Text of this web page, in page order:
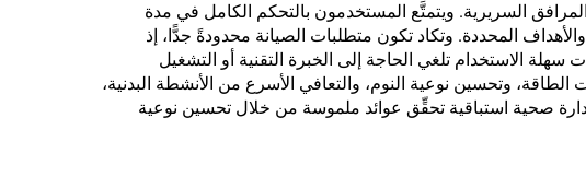
السريرية. ويتمتَّع المستخدمون بالتحكم الكامل في مدة
المحددة. وتكاد تكون متطلبات الصيانة محدودةً جدًّا، إذ
الاستخدام تلغي الحاجة إلى الخبرة التقنية أو التشغيل
وتحسين نوعية النوم، والتعافي الأسرع من الأنشطة البدنية،
صحية استباقية تحقِّق عوائد ملموسة من خلال تحسين نوعية